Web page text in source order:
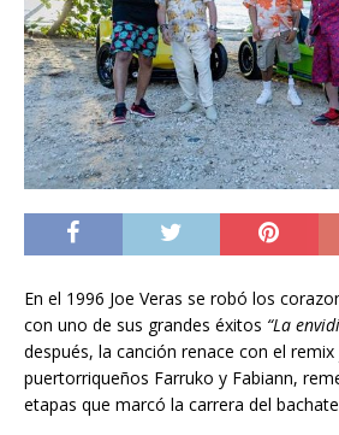
En el 1996 Joe Veras se robó los
con uno de sus grandes éxitos “La
después, la canción renace con el
puertorriqueños Farruko y Fabiann,
etapas que marcó la carrera del